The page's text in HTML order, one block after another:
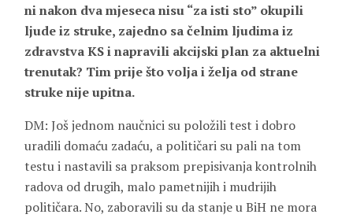
ni nakon dva mjeseca nisu “za isti sto” okupili
ljude iz struke, zajedno sa čelnim ljudima iz
zdravstva KS i napravili akcijski plan za aktuelni
trenutak? Tim prije što volja i želja od strane
struke nije upitna.
DM: Još jednom naučnici su položili test i dobro
uradili domaću zadaću, a političari su pali na tom
testu i nastavili sa praksom prepisivanja kontrolnih
radova od drugih, malo pametnijih i mudrijih
političara. No, zaboravili su da stanje u BiH ne mora